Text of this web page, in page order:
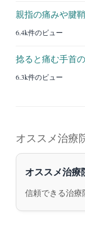
親指の痛みや腱鞘
6.4k件のビュー
捻ると痛む手首の
6.3k件のビュー
オススメ治療
オススメ治療
信頼できる治療